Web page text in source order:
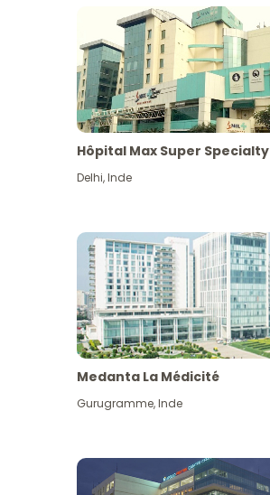
Hôpital Max Super Specialty
Delhi,Inde
Medanta La Médicité
Gurugramme,Inde